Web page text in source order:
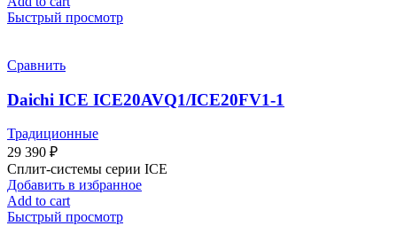
Быстрый просмотр
Сравнить
Daichi ICE ICE20AVQ1/ICE20FV1-1
Традиционные
29 390 ₽
Сплит-системы серии ICE
Добавить в избранное
Add to cart
Быстрый просмотр